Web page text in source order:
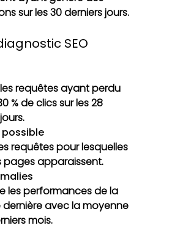
sur les 30 derniers jours.
SEO
requêtes ayant perdu
% de clics sur les 28
requêtes pour lesquelles
pages apparaissent.
les performances de la
dernière avec la moyenne
mois.